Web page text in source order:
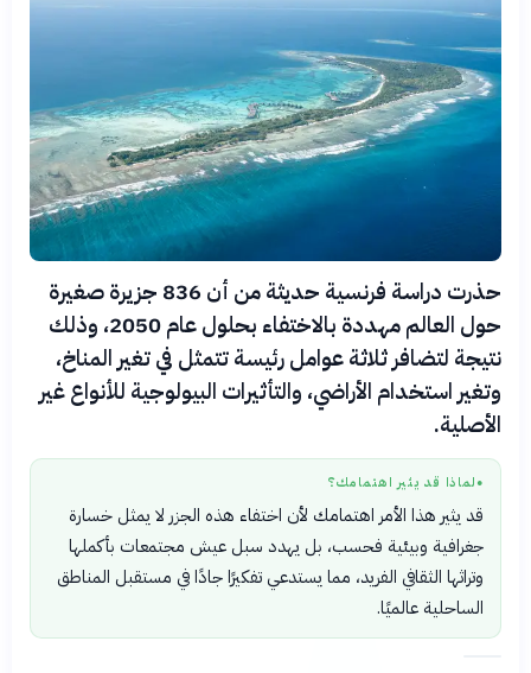
حذرت دراسة فرنسية حديثة من أن 836 جزيرة صغيرة
حول العالم مهددة بالاختفاء بحلول عام 2050، وذلك
نتيجة لتضافر ثلاثة عوامل رئيسة تتمثل في تغير المناخ،
وتغير استخدام الأراضي، والتأثيرات البيولوجية للأنواع غير
الأصلية.
● لماذا قد يثير اهتمامك؟
قد يثير هذا الأمر اهتمامك لأن اختفاء هذه الجزر لا يمثل خسارة
جغرافية وبيئية فحسب، بل يهدد سبل عيش مجتمعات بأكملها
وتراثها الثقافي الفريد، مما يستدعي تفكيرًا جادًا في مستقبل المناطق
الساحلية عالميًا.